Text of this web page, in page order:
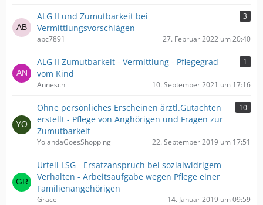
ALG II und Zumutbarkeit bei
Vermittlungsvorschlägen
3
abc7891 27. Februar 2022 um 20:40
ALG II Zumutbarkeit - Vermittlung - Pflegegrad
vom Kind
1
Annesch 10. September 2021 um 17:16
Ohne persönliches Erscheinen ärztl.Gutachten
erstellt - Pflege von Anghörigen und Fragen zur
Zumutbarkeit
10
YolandaGoesShopping 22. September 2019 um 17:51
Urteil LSG - Ersatzanspruch bei sozialwidrigem
Verhalten - Arbeitsaufgabe wegen Pflege einer
Familienangehörigen
Grace 14. Januar 2019 um 09:59